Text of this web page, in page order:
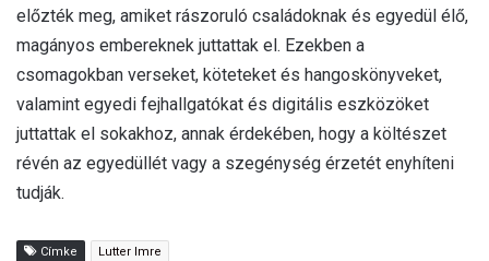
előzték meg, amiket rászoruló családoknak és egyedül élő,
magányos embereknek juttattak el. Ezekben a
csomagokban verseket, köteteket és hangoskönyveket,
valamint egyedi fejhallgatókat és digitális eszközöket
juttattak el sokakhoz, annak érdekében, hogy a költészet
révén az egyedüllét vagy a szegénység érzetét enyhíteni
tudják.
Címke Lutter Imre